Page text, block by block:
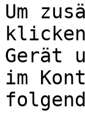
Um
Gerät
im